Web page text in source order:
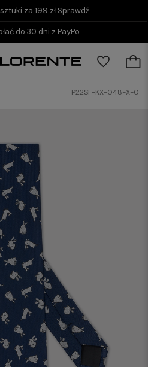
za 199 zł Sprawdź
do 30 dni z PayPo
P22SF-KX-048-X-0